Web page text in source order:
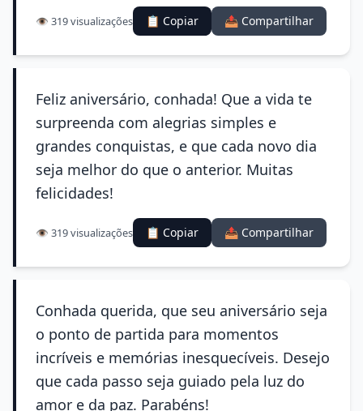
👁️ 319 visualizações 📋 Copiar 📤 Compartilhar
Feliz aniversário, conhada! Que a vida te
surpreenda com alegrias simples e
grandes conquistas, e que cada novo dia
seja melhor do que o anterior. Muitas
felicidades!
👁️ 319 visualizações 📋 Copiar 📤 Compartilhar
Conhada querida, que seu aniversário seja
o ponto de partida para momentos
incríveis e memórias inesquecíveis. Desejo
que cada passo seja guiado pela luz do
amor e da paz. Parabéns!